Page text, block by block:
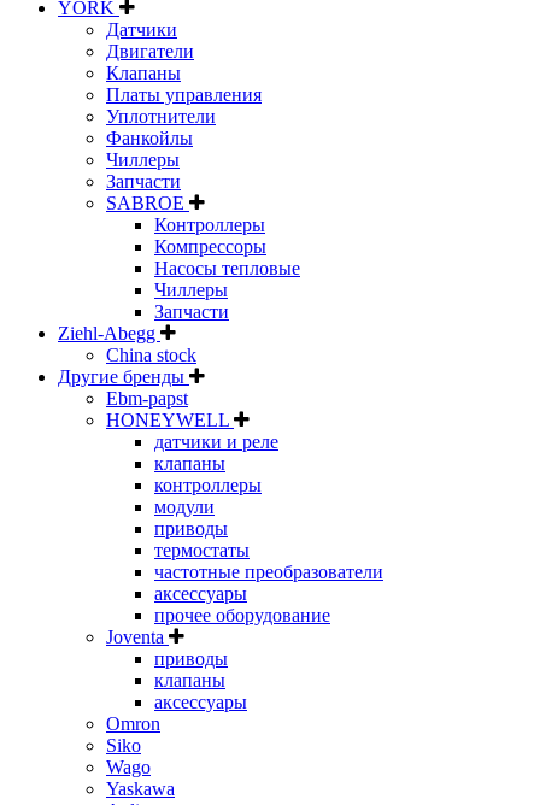
YORK
Датчики
Двигатели
Клапаны
Платы управления
Уплотнители
Фанкойлы
Чиллеры
Запчасти
SABROE
Контроллеры
Компрессоры
Насосы тепловые
Чиллеры
Запчасти
Ziehl-Abegg
China stock
Другие бренды
Ebm-papst
HONEYWELL
датчики и реле
клапаны
контроллеры
модули
приводы
термостаты
частотные преобразователи
аксессуары
прочее оборудование
Joventa
приводы
клапаны
аксессуары
Omron
Siko
Wago
Yaskawa